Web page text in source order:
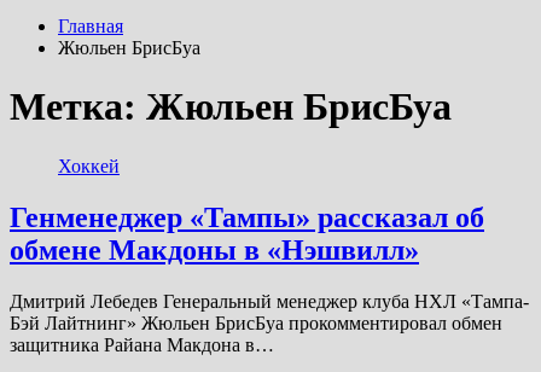
Главная
Жюльен БрисБуа
Метка: Жюльен БрисБуа
Хоккей
Генменеджер «Тампы» рассказал об
обмене Макдоны в «Нэшвилл»
Дмитрий Лебедев Генеральный менеджер клуба НХЛ «Тампа-
Бэй Лайтнинг» Жюльен БрисБуа прокомментировал обмен
защитника Райана Макдона в…